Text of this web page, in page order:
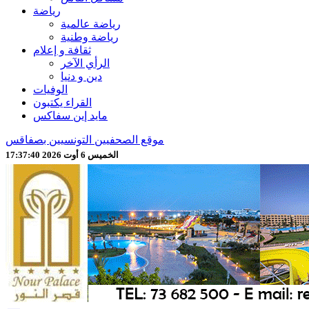
رياضة
رياضة عالمية
رياضة وطنية
ثقافة و إعلام
الرأي الآخر
دين و دنيا
الوفيات
القراء يكتبون
مايد إين سفاكس
موقع الصحفيين التونسيين بصفاقس
الخميس 6 أوت 2026 17:37:42